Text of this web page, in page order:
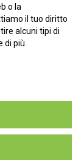
o la
il tuo diritto
alcuni tipi di
di più.